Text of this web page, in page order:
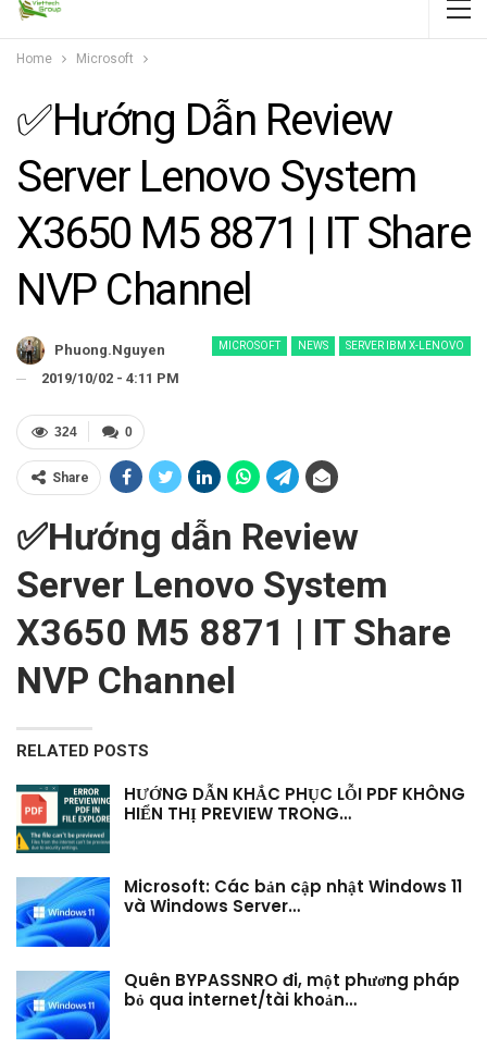
Home Microsoft
✅Hướng Dẫn Review
Server Lenovo System
X3650 M5 8871 | IT Share
NVP Channel
MICROSOFT NEWS SERVER IBM X-LENOVO
Phuong.nguyen
2019/10/02 - 4:11 PM
0
324
Share
✅Hướng dẫn Review
Server Lenovo System
X3650 M5 8871 | IT Share
NVP Channel
RELATED POSTS
HƯỚNG DẪN KHẮC PHỤC LỖI PDF KHÔNG
HIỂN THỊ PREVIEW TRONG…
Microsoft: Các bản cập nhật Windows 11
và Windows Server…
Quên BYPASSNRO đi, một phương pháp
bỏ qua internet/tài khoản…